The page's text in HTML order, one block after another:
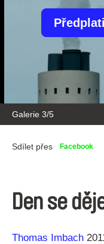
Galerie 3/5
Sdílet přes Facebook
Den se
Režie
Thomas Imbach
Rok